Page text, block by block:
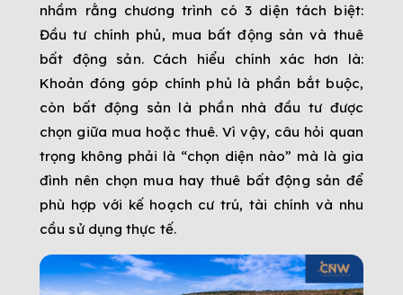
nhầm rằng chương trình có 3 diện tách biệt:
Đầu tư chính phủ, mua bất động sản và thuê
bất động sản. Cách hiểu chính xác hơn là:
Khoản đóng góp chính phủ là phần bắt buộc,
còn bất động sản là phần nhà đầu tư được
chọn giữa mua hoặc thuê. Vì vậy, câu hỏi quan
trọng không phải là “chọn diện nào” mà là gia
đình nên chọn mua hay thuê bất động sản để
phù hợp với kế hoạch cư trú, tài chính và nhu
cầu sử dụng thực tế.